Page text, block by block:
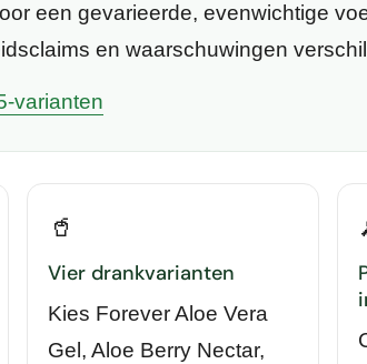
een gevarieerde, evenwichtige
en waarschuwingen
varianten
🥤
Vier drankvarianten
Kies Forever Aloe Vera
Gel, Aloe Berry Nectar,